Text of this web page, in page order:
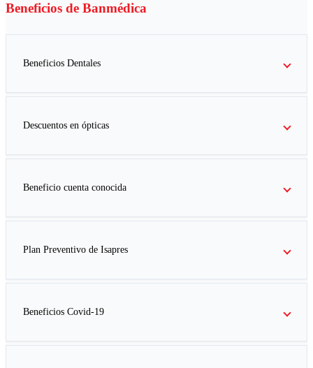
Beneficios de Banmédica
Beneficios Dentales
Descuentos en ópticas
Beneficio cuenta conocida
Plan Preventivo de Isapres
Beneficios Covid-19